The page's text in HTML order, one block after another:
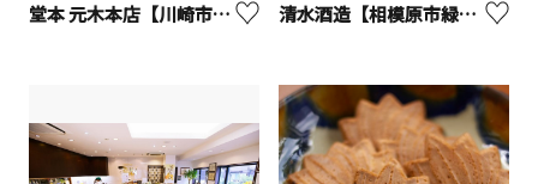
堂本 元木本店【川崎市川崎区】 清水酒造【相模原市緑区】